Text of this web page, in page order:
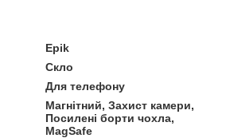
Epik
Скло
Для телефону
Магнітний, Захист камери,
Посилені борти чохла,
MagSafe